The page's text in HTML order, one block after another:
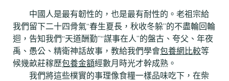
中國人是最有韌性的，也是最有耐性的。老祖宗給
我們留下二十四骨氣“春生夏長，秋收冬躲”的不盡輪回輪
迴，告知我們“天道酬勤”“謀事在人”的盤古、夸父、年夜
禹、愚公、精衛神話故事，教給我們學會包養網比較等
候幾畝莊稼歷包養金額經數月時光才幹成熟。
我們將這些樸實的事理像食糧一樣品味吃下，在柴